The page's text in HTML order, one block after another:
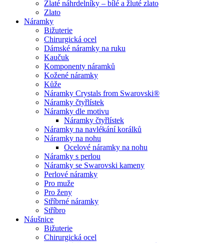
Zlaté náhrdelníky – bílé a žluté zlato
Zlato
Náramky
Bižuterie
Chirurgická ocel
Dámské náramky na ruku
Kaučuk
Komponenty náramků
Kožené náramky
Kůže
Náramky Crystals from Swarovski®
Náramky čtyřlístek
Náramky dle motivu
Náramky čtyřlístek
Náramky na navlékání korálků
Náramky na nohu
Ocelové náramky na nohu
Náramky s perlou
Náramky se Swarovski kameny
Perlové náramky
Pro muže
Pro ženy
Stříbrné náramky
Stříbro
Náušnice
Bižuterie
Chirurgická ocel